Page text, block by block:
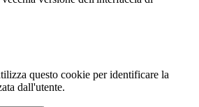
questo cookie per identificare la
dall'utente.